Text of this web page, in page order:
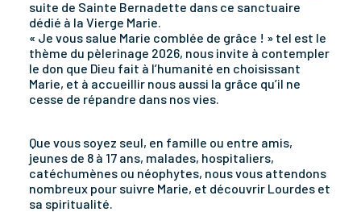
suite de Sainte Bernadette dans ce sanctuaire
dédié à la Vierge Marie.
« Je vous salue Marie comblée de grâce ! » tel est le
thème du pèlerinage 2026, nous invite à contempler
le don que Dieu fait à l’humanité en choisissant
Marie, et à accueillir nous aussi la grâce qu’il ne
cesse de répandre dans nos vies.
Que vous soyez seul, en famille ou entre amis,
jeunes de 8 à 17 ans, malades, hospitaliers,
catéchumènes ou néophytes, nous vous attendons
nombreux pour suivre Marie, et découvrir Lourdes et
sa spiritualité.